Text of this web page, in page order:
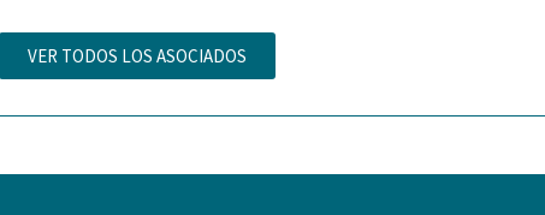
VER TODOS LOS ASOCIADOS